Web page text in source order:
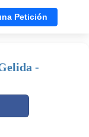
Petición
-